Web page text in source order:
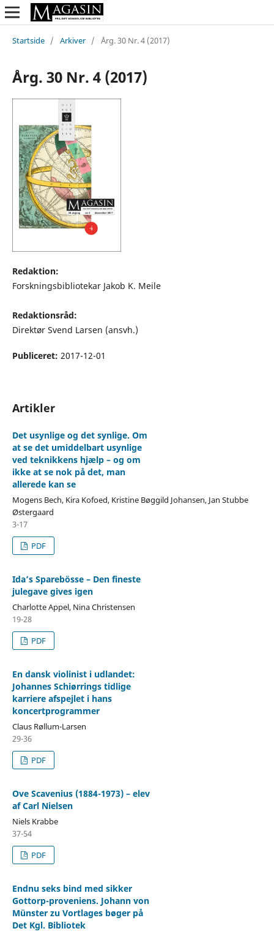
Startside / Arkiver / Årg. 30 Nr. 4 (2017)
Årg. 30 Nr. 4 (2017)
Redaktion:
Forskningsbibliotekar Jakob K. Meile
Redaktionsråd:
Direktør Svend Larsen (ansvh.)
Publiceret: 2017-12-01
Artikler
Det usynlige og det synlige. Om
at se det umiddelbart usynlige
ved teknikkens hjælp – og om
ikke at se nok på det, man
allerede kan se
Mogens Bech, Kira Kofoed, Kristine Bøggild Johansen, Jan Stubbe
Østergaard
3-17
PDF
Ida’s Sparebösse – Den fineste
julegave gives igen
Charlotte Appel, Nina Christensen
19-28
PDF
En dansk violinist i udlandet:
Johannes Schiørrings tidlige
karriere afspejlet i hans
koncertprogrammer
Claus Røllum-Larsen
29-36
PDF
Ove Scavenius (1884-1973) – elev
af Carl Nielsen
Niels Krabbe
37-54
PDF
Endnu seks bind med sikker
Gottorp-proveniens. Johann von
Münster zu Vortlages bøger på
Det Kgl. Bibliotek